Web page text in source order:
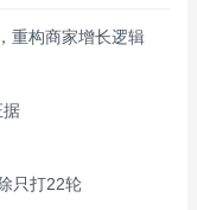
重构商家增长逻辑
据
只打22轮